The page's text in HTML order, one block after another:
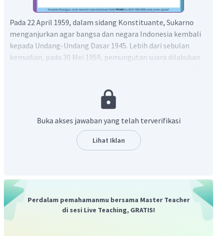
Pada 22 April 1959, dalam sidang Konstituante, Sukarno
menganjurkan agar bangsa dan negara Indonesia kembali
kepada Undang-Undang Dasar 1945. Lebih dari sebulan
kemudian, pada 30 Mei 1959, pemungutan suara dilakukan.
Karena tidak koorum maka sidang ditunda sampai masa
reses selesai, selama masa reses Mayor A.H Nasution
pada 5 Juli 1959.
Dibubarkannya Konstituante
Dibentuknya Majelis Permusyawaratan Rakyat
Sementara (MPRS) dan Dewan Pertimbangan Agung
Sementara (DPAS) yang diberlakuakan dalam waktu
Buka akses jawaban yang telah terverifikasi
Lihat Iklan
Perdalam pemahamanmu bersama Master Teacher
di sesi Live Teaching, GRATIS!